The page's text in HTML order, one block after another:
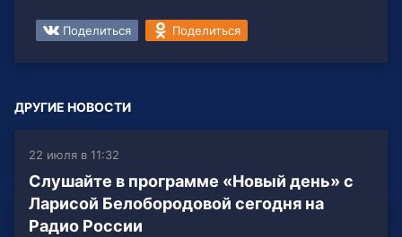
Поделиться Поделиться
ДРУГИЕ НОВОСТИ
22 июля в 11:32
Слушайте в программе «Новый день» с
Ларисой Белобородовой сегодня на
Радио России